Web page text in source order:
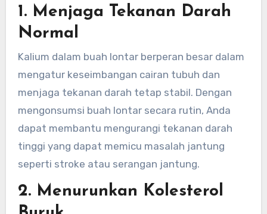
1. Menjaga Tekanan Darah
Normal
Kalium dalam buah lontar berperan besar dalam
mengatur keseimbangan cairan tubuh dan
menjaga tekanan darah tetap stabil. Dengan
mengonsumsi buah lontar secara rutin, Anda
dapat membantu mengurangi tekanan darah
tinggi yang dapat memicu masalah jantung
seperti stroke atau serangan jantung.
2. Menurunkan Kolesterol